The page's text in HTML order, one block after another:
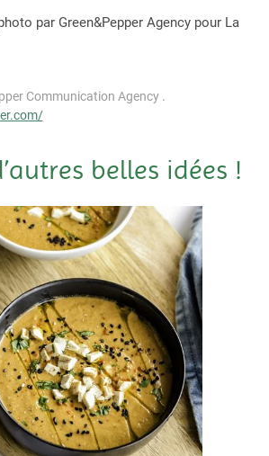
par Green&Pepper Agency pour La
Communication Agency .
belles idées !